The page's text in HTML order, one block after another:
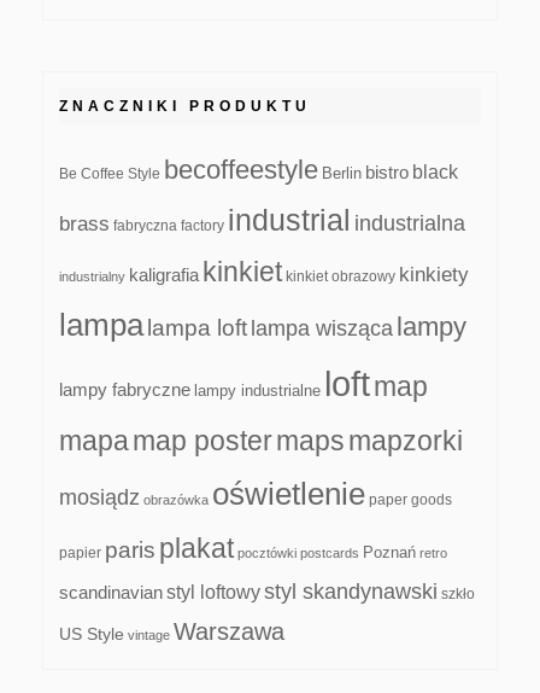
ZNACZNIKI PRODUKTU
Be Coffee Style becoffeestyle Berlin bistro black
brass fabryczna factory industrial industrialna
industrialny kaligrafia kinkiet kinkiet obrazowy kinkiety
lampa lampa loft lampa wisząca lampy
lampy fabryczne lampy industrialne loftmap
mapamap postermapsmapzorki
mosiądz obrazówka oświetlenie paper goods
papier paris plakat pocztówki postcards Poznań retro
scandinavianstyl loftowystyl skandynawski szkło
US Style vintage Warszawa